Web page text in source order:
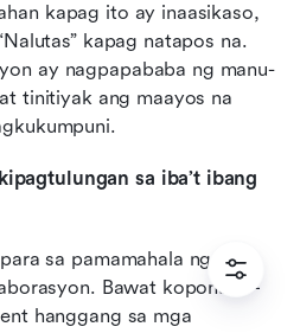
kapag ito ay inaasikaso,
kapag natapos na.
ay nagpapababa ng manu-
tinitiyak ang maayos na
sa iba’t ibang
sa pamamahala ng ari-
Bawat koponan—
hanggang sa mga